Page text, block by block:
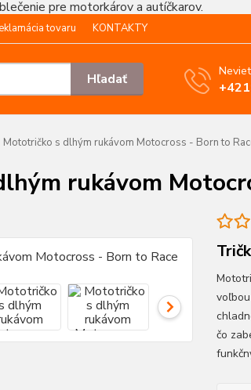
pre motorkárov a autíčkarov.
tovaru KONTAKTY
Hľadať
Mototričko s dlhým rukávom Motocross - Born to
rukávom
čo